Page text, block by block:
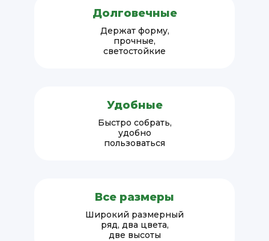
Долговечные
Держат форму,
прочные,
светостойкие
Удобные
Быстро собрать,
удобно
пользоваться
Все размеры
Широкий размерный
ряд, два цвета,
две высоты